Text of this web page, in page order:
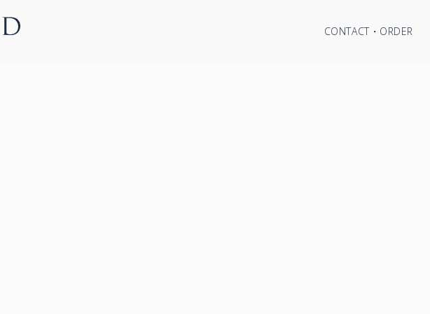
CONTACT・ORDER